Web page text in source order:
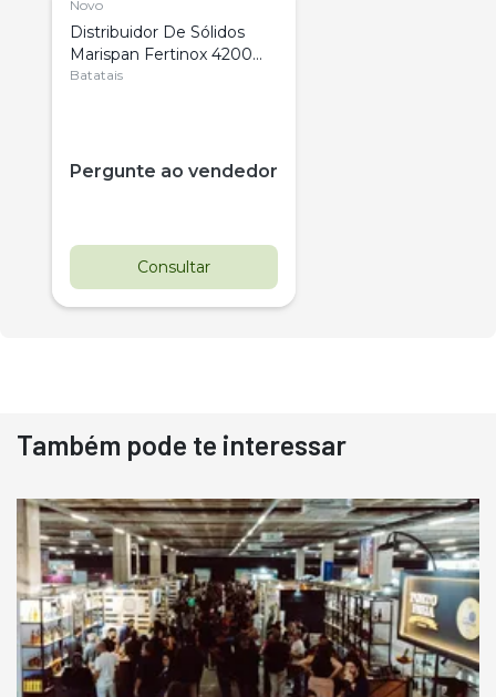
Novo
Distribuidor De Sólidos
Marispan Fertinox 4200
Citrus
Batatais
Pergunte ao vendedor
Consultar
Destaque
Usado
Pá Carregadeira Cat 966
Ano 1987
Londrina
R$ 145.000
Também pode te interessar